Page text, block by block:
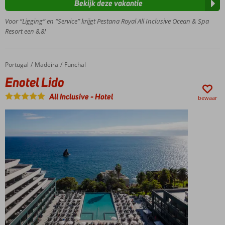
de oceaan
la-
comfortabele
kamers en
suites
Voor “Ligging” en “Service” krijgt Pestana Royal All Inclusive Ocean & Spa
Resort een 8,8!
Bekijk deze vakantie
Home
Portugal Madeira Funchal
Enotel Lido
Enotel Lido
All Inclusive-Hotel bewaar